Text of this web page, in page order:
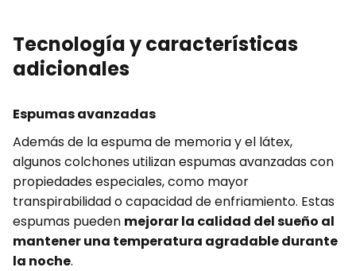
Tecnología y características
adicionales
Espumas avanzadas
Además de la espuma de memoria y el látex,
algunos colchones utilizan espumas avanzadas con
propiedades especiales, como mayor
transpirabilidad o capacidad de enfriamiento. Estas
espumas pueden mejorar la calidad del sueño al
mantener una temperatura agradable durante
la noche.